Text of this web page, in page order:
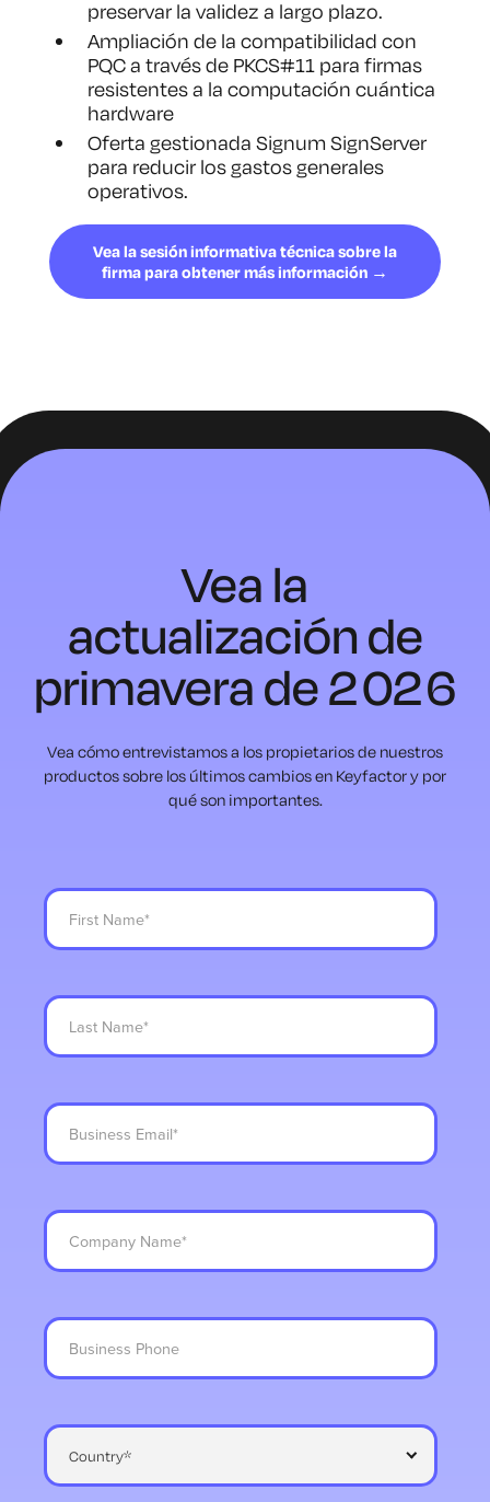
preservar la validez a largo plazo.
Ampliación de la compatibilidad con
PQC a través de PKCS#11 para firmas
resistentes a la computación cuántica
hardware
Oferta gestionada Signum SignServer
para reducir los gastos generales
operativos.
Vea la sesión informativa técnica sobre la
firma para obtener más información →
Vea la
actualización de
primavera de 2026
Vea cómo entrevistamos a los propietarios de nuestros
productos sobre los últimos cambios en Keyfactor y por
qué son importantes.